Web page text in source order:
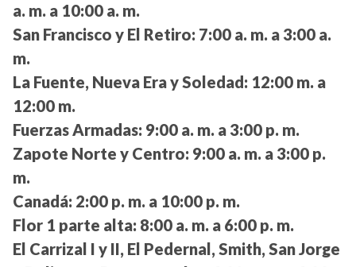
a. m. a 10:00 a. m.
San Francisco y El Retiro: 7:00 a. m. a 3:00 a.
m.
La Fuente, Nueva Era y Soledad: 12:00 m. a
12:00 m.
Fuerzas Armadas: 9:00 a. m. a 3:00 p. m.
Zapote Norte y Centro: 9:00 a. m. a 3:00 p.
m.
Canadá: 2:00 p. m. a 10:00 p. m.
Flor 1 parte alta: 8:00 a. m. a 6:00 p. m.
El Carrizal I y II, El Pedernal, Smith, San Jorge